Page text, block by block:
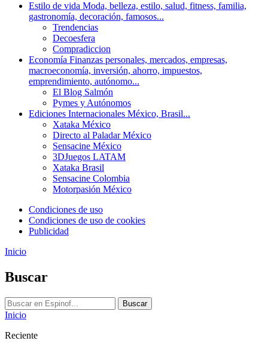
Estilo de vida Moda, belleza, estilo, salud, fitness, familia,
gastronomía, decoración, famosos...
Trendencias
Decoesfera
Compradiccion
Economía Finanzas personales, mercados, empresas,
macroeconomía, inversión, ahorro, impuestos,
emprendimiento, autónomo...
El Blog Salmón
Pymes y Autónomos
Ediciones Internacionales México, Brasil...
Xataka México
Directo al Paladar México
Sensacine México
3DJuegos LATAM
Xataka Brasil
Sensacine Colombia
Motorpasión México
Condiciones de uso
Condiciones de uso de cookies
Publicidad
Inicio
Buscar
Buscar
Inicio
Reciente